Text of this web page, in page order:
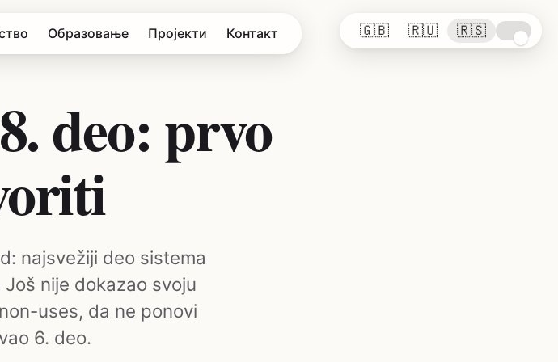
Образовање Пројекти Контакт 🇬🇧 🇷🇺 🇷🇸
deo: prvo
najsvežiji deo sistema
nije dokazao svoju
uses, da ne ponovi
6. deo.